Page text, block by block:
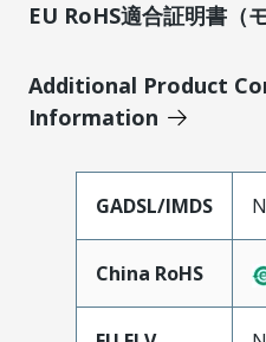
EU RoHS適合証明書（
Additional Product
Information
GADSL/IMDS
China RoHS